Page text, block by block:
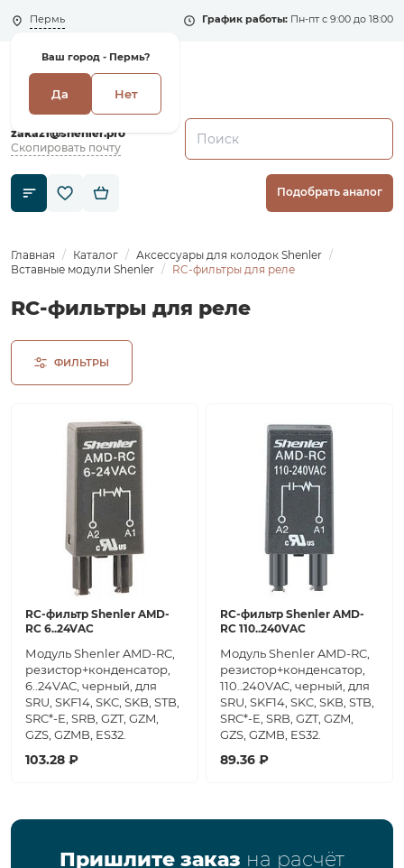
Пермь
Ваш город - Пермь?
Да Нет
График работы: Пн-пт с 9:00 до 18:00
+7 (495) 135-135-5
zakaz1@shenler.pro
Скопировать почту
Подобрать аналог
Главная Каталог
Аксессуары для колодок Shenler
Вставные модули Shenler
RC-фильтры для реле
RC-фильтры для реле
ФИЛЬТРЫ
RC-фильтр Shenler AMD-
RC 6..24VAC
Модуль Shenler AMD-RC,
резистор+конденсатор,
6..24VAC, черный, для
SRU, SKF14, SKC, SKB, STB,
SRC*-E, SRB, GZT, GZM,
GZS, GZMB, ES32.
103.28 ₽
RC-фильтр Shenler AMD-
RC 110..240VAC
Модуль Shenler AMD-RC,
резистор+конденсатор,
110..240VAC, черный, для
SRU, SKF14, SKC, SKB, STB,
SRC*-E, SRB, GZT, GZM,
GZS, GZMB, ES32.
89.36 ₽
Пришлите заказ на расчёт